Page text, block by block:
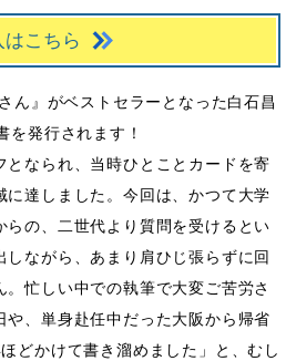
はこちら
ん』がベストセラーとなった白石昌
を発行されます！
となられ、当時ひとことカードを寄
達しました。今回は、かつて大学
の、二世代より質問を受けるとい
しながら、あまり肩ひじ張らずに回
忙しい中での執筆で大変ご苦労さ
、単身赴任中だった大阪から帰省
どかけて書き溜めました」と、むし